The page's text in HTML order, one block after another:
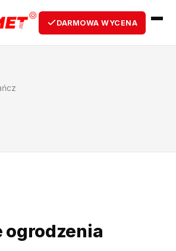
DARMOWA WYCENA
ogrodzenia